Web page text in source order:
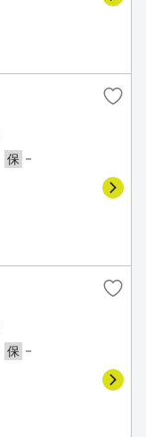
保 －
保 －